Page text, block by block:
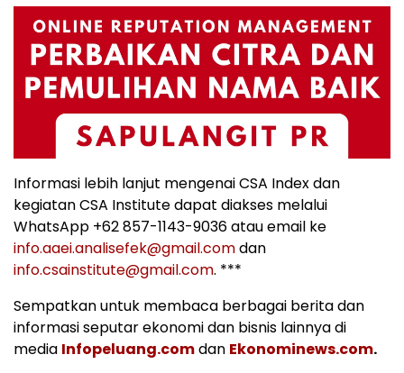
Informasi lebih lanjut mengenai CSA Index dan
kegiatan CSA Institute dapat diakses melalui
WhatsApp +62 857-1143-9036 atau email ke
info.aaei.analisefek@gmail.comdan
info.csainstitute@gmail.com. ***
Sempatkan untuk membaca berbagai berita dan
informasi seputar ekonomi dan bisnis lainnya di
media Infopeluang.comdan Ekonominews.com.